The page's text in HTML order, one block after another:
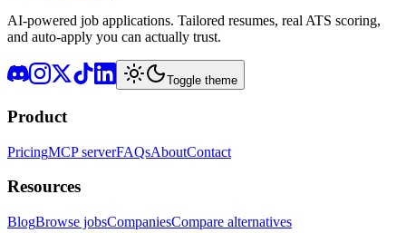
AI-powered job applications. Tailored resumes, real ATS scoring,
and auto-apply you can actually trust.
Toggle theme
Product
PricingMCP serverFAQsAboutContact
Resources
BlogBrowse jobsCompaniesCompare alternatives